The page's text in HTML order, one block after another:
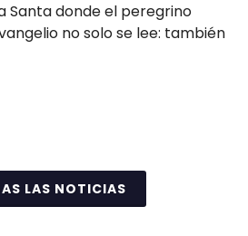
Santa donde el peregrino
no solo se lee: también
LAS NOTICIAS